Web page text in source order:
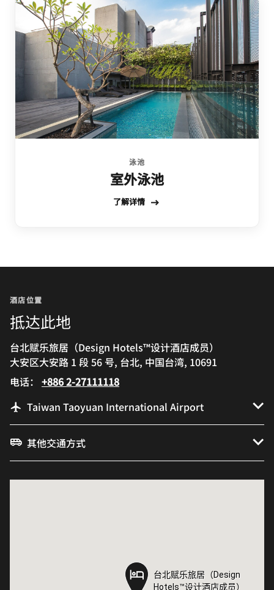
泳池
室外泳池
了解详情
酒店位置
抵达此地
台北赋乐旅居（Design Hotels™设计酒店成员）
大安区大安路 1 段 56 号, 台北, 中国台湾, 10691
电话： +886 2-27111118
Taiwan Taoyuan International Airport
其他交通方式
台北赋乐旅居（Design
Hotels™设计酒店成员）
台北赋乐旅居（Design
Hotels™设计酒店成员）